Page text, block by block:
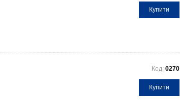
Купити
Код: 0270
Купити